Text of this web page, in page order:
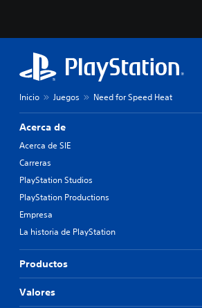
Inicio Juegos Need for Speed Heat
Acerca de
Acerca de SIE
Carreras
PlayStation Studios
PlayStation Productions
Empresa
La historia de PlayStation
Productos
Valores